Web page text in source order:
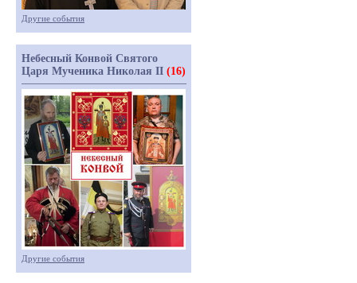
Другие события
Небесный Конвой Святого
Царя Мученика Николая II (16)
Другие события